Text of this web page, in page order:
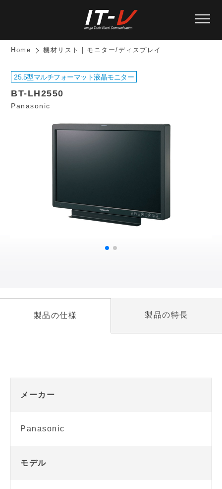
Home 機材リスト | モニター/ディスプレイ
25.5型マルチフォーマット液晶モニター
BT-LH2550
Panasonic
製品の仕様
メーカー
Panasonic
モデル
製品の特長